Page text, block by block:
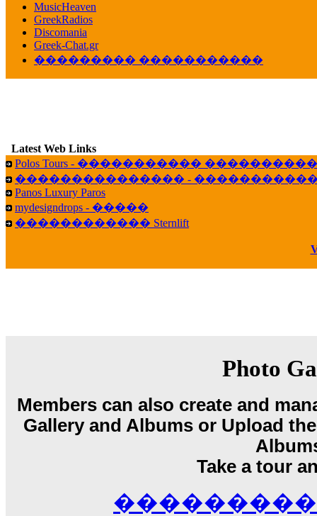
16:39
veronica :[URL] ���� ���;
10:19
LavantiS :���� ����� � �������
Galatea :Efharist&oacute;
03:56
LavantiS :that's great news! ����� �� ������!
14:35
Galatea :�� ����� ���� ������ ���
21:35
�������������� ��������!
������ �� �����.. "������" ���
15:33
��������� ����, ���������
����� ��������� ��
������! ��� ������ �� �����...
������� ���� ���� ������;
MusicHeaven
GreekRadios
Discomania
Greek-Chat.gr
��������� �����������
Latest Web Links
Polos Tours - �����������
��������������� -
Panos Luxury Paros
mydesigndrops - �����
������������ Sternlift
Photo
Members can also create and
Gallery and Albums or Upload
Take a tour
���������